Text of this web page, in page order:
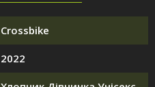
Crossbike
2022